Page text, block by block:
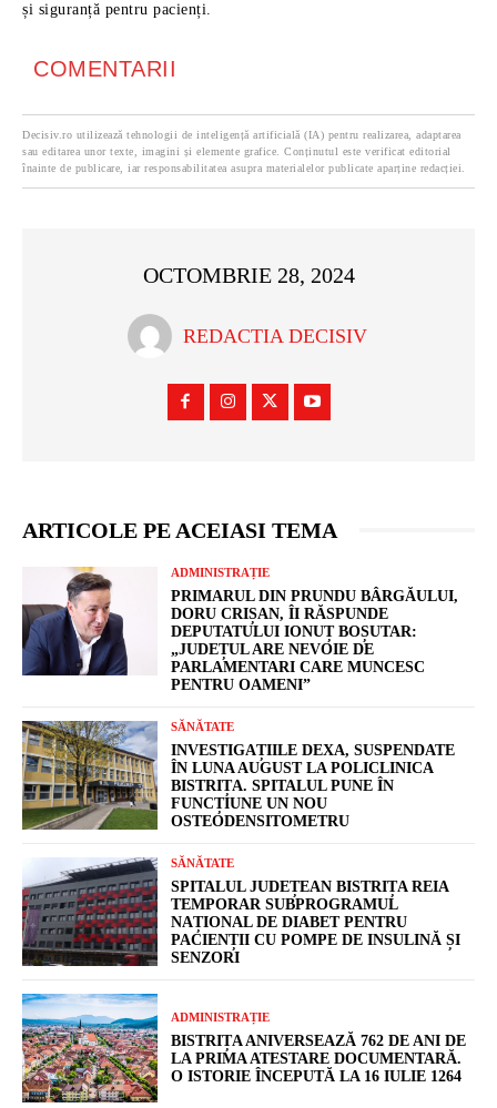
și siguranță pentru pacienți.
COMENTARII
Decisiv.ro utilizează tehnologii de inteligență artificială (IA) pentru realizarea, adaptarea
sau editarea unor texte, imagini și elemente grafice. Conținutul este verificat editorial
înainte de publicare, iar responsabilitatea asupra materialelor publicate aparține redacției.
OCTOMBRIE 28, 2024
REDACTIA DECISIV
ARTICOLE PE ACEIASI TEMA
ADMINISTRAȚIE
PRIMARUL DIN PRUNDU BÂRGĂULUI,
DORU CRIȘAN, ÎI RĂSPUNDE
DEPUTATULUI IONUȚ BOȘUTAR:
„JUDEȚUL ARE NEVOIE DE
PARLAMENTARI CARE MUNCESC
PENTRU OAMENI”
SĂNĂTATE
INVESTIGAȚIILE DEXA, SUSPENDATE
ÎN LUNA AUGUST LA POLICLINICA
BISTRIȚA. SPITALUL PUNE ÎN
FUNCȚIUNE UN NOU
OSTEODENSITOMETRU
SĂNĂTATE
SPITALUL JUDEȚEAN BISTRIȚA REIA
TEMPORAR SUBPROGRAMUL
NAȚIONAL DE DIABET PENTRU
PACIENȚII CU POMPE DE INSULINĂ ȘI
SENZORI
ADMINISTRAȚIE
BISTRIȚA ANIVERSEAZĂ 762 DE ANI DE
LA PRIMA ATESTARE DOCUMENTARĂ.
O ISTORIE ÎNCEPUTĂ LA 16 IULIE 1264